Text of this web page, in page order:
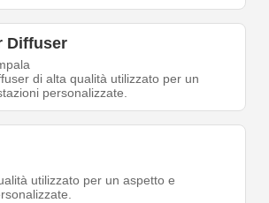
Diffuser
di alta qualità utilizzato per un
personalizzate.
utilizzato per un aspetto e